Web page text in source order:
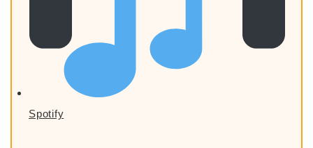
Spotify